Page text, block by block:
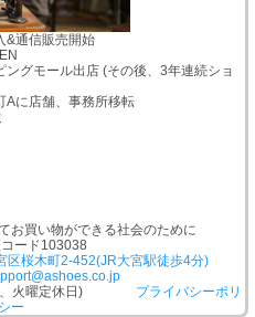
通信販売開始
グモール出店 (その後、3年連続ショ
に店舗、事務所移転
お買い物ができる社会のために
ード103038
区桜木町2-452(JR大宮駅徒歩4分)
時、火曜定休日) プライバシーポリ
シー